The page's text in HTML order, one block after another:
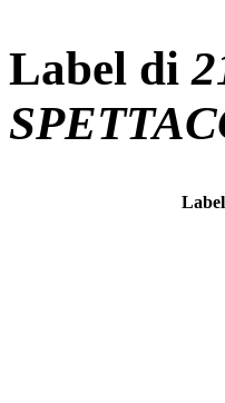
Label di
Label